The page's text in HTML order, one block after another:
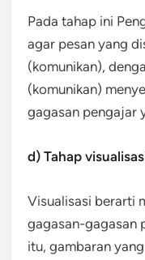
Pada tahap ini
agar pesan yang
(komunikan),
(komunikan)
gagasan pengajar
d) Tahap
Visualisasi berarti
gagasan-gagasan
itu, gambaran